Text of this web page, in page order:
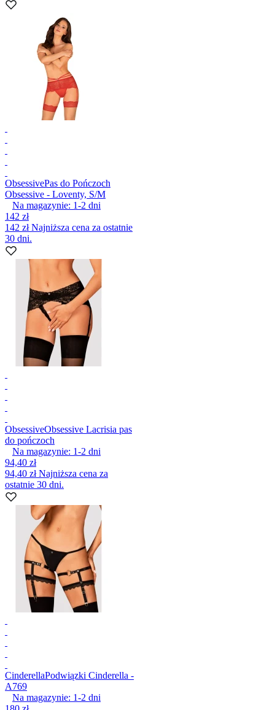
ObsessivePas do Pończoch
Obsessive - Loventy, S/M
Na magazynie: 1-2 dni
142 zł
142 złNajniższa cena za ostatnie
30 dni.
ObsessiveObsessive Lacrisia pas
do pończoch
Na magazynie: 1-2 dni
94,40 zł
94,40 złNajniższa cena za
ostatnie 30 dni.
CinderellaPodwiązki Cinderella -
A769
Na magazynie: 1-2 dni